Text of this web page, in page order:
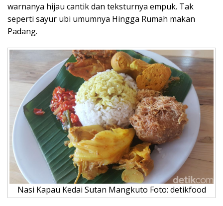
warnanya hijau cantik dan teksturnya empuk. Tak
seperti sayur ubi umumnya Hingga Rumah makan
Padang.
Nasi Kapau Kedai Sutan Mangkuto Foto: detikfood